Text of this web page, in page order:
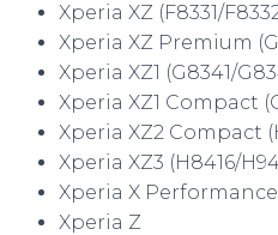
Xperia XZ (F8331/
Xperia XZ Premium
Xperia XZ1 (G8341/
Xperia XZ1 Compact
Xperia XZ2 Compact
Xperia XZ3 (H8416/
Xperia X Performance
Xperia Z